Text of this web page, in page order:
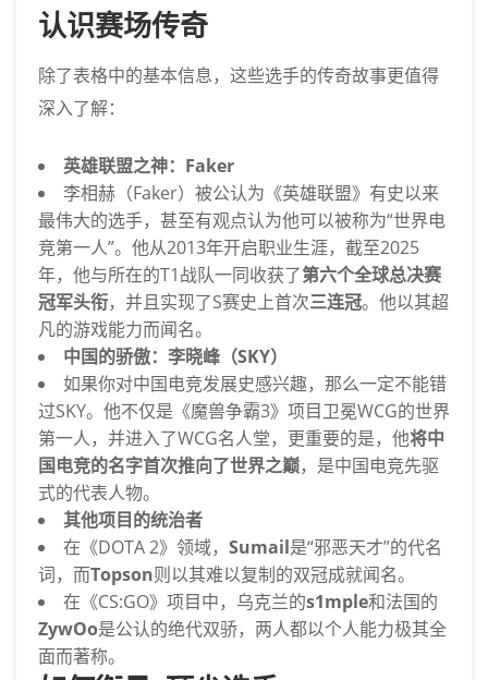
认识赛场传奇
除了表格中的基本信息，这些选手的传奇故事更值得
深入了解：
英雄联盟之神：Faker
李相赫（Faker）被公认为《英雄联盟》有史以来
最伟大的选手，甚至有观点认为他可以被称为“世界电
竞第一人”。他从2013年开启职业生涯，截至2025
年，他与所在的T1战队一同收获了第六个全球总决赛
冠军头衔，并且实现了S赛史上首次三连冠。他以其超
凡的游戏能力而闻名。
中国的骄傲：李晓峰（SKY）
如果你对中国电竞发展史感兴趣，那么一定不能错
过SKY。他不仅是《魔兽争霸3》项目卫冕WCG的世界
第一人，并进入了WCG名人堂，更重要的是，他将中
国电竞的名字首次推向了世界之巅，是中国电竞先驱
式的代表人物。
其他项目的统治者
在《DOTA 2》领域， Sumail是“邪恶天才”的代名
词，而Topson则以其难以复制的双冠成就闻名。
在《CS:GO》项目中，乌克兰的s1mple和法国的
ZywOo是公认的绝代双骄，两人都以个人能力极其全
面而著称。